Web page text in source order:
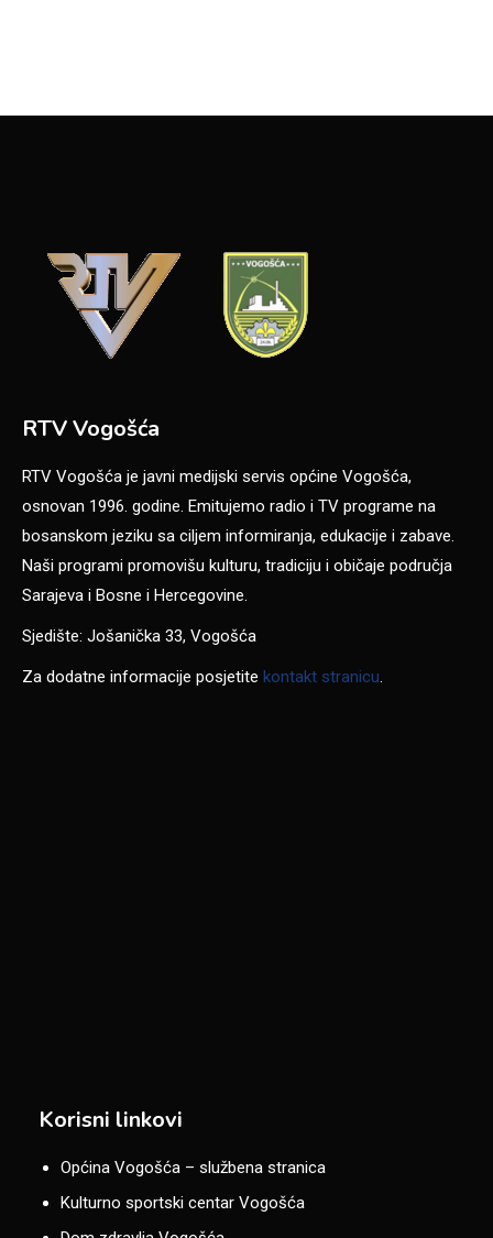
RTV Vogošća
RTV Vogošća je javni medijski servis općine Vogošća,
osnovan 1996. godine. Emitujemo radio i TV programe na
bosanskom jeziku sa ciljem informiranja, edukacije i zabave.
Naši programi promovišu kulturu, tradiciju i običaje područja
Sarajeva i Bosne i Hercegovine.
Sjedište: Jošanička 33, Vogošća
Za dodatne informacije posjetite kontakt stranicu.
Korisni linkovi
Općina Vogošća – službena stranica
Kulturno sportski centar Vogošća